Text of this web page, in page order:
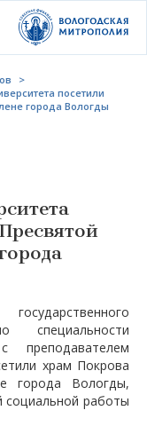
>
посетили
города Вологды
специальности
преподавателем
храм Покрова
города Вологды,
социальной работы